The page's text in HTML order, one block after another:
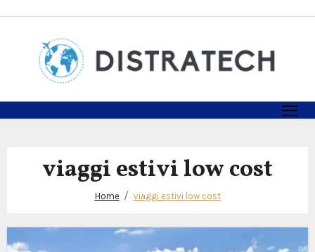
viaggi estivi low cost
Home viaggi estivi low cost